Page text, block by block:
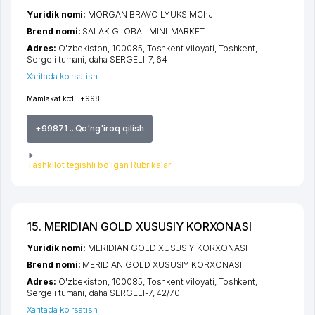
Mamlakat kodi: +998
+99871 ...Qo'ng'iroq qilish
Tashkilot tegishli bo'lgan Rubrikalar
Yuridik nomi: MORGAN BRAVO LYUKS MChJ
Brend nomi: SALAK GLOBAL MINI-MARKET
Adres: O'zbekiston, 100085, Toshkent viloyati Toshkent
Sergeli tumani daha SERGELI-7, 64
Xaritada ko'rsatish
15. MERIDIAN GOLD XUSUSIY KORXONASI
Yuridik nomi: MERIDIAN GOLD XUSUSIY KORXONASI
Brend nomi: MERIDIAN GOLD XUSUSIY KORXONASI
Adres: O'zbekiston, 100085, Toshkent viloyati, Toshkent,
Sergeli tumani, daha SERGELI-7, 42/70
Xaritada ko'rsatish